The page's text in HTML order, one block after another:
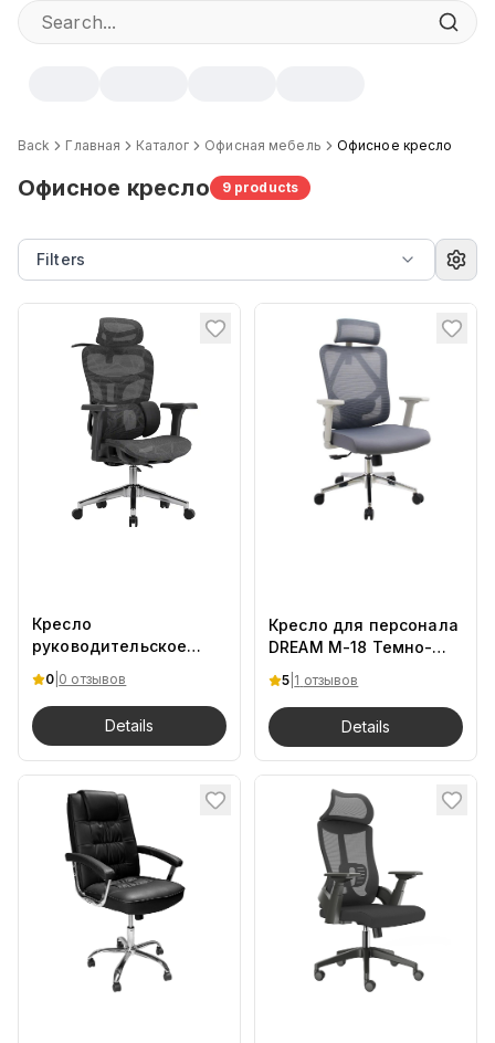
Back Главная Каталог Офисная мебель Офисное кресло
Офисное кресло 9 products
Filters
Кресло
руководительское
AERISMESH E19 Черный
0 0 отзывов
Details
Кресло для персонала
DREAM M-18 Темно-
серый
5 1 отзывов
Details